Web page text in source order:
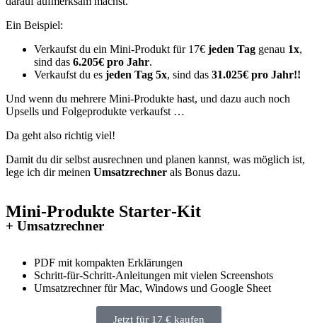
Ein Beispiel:
Verkaufst du ein Mini-Produkt für 17€ jeden Tag genau 1x,
sind das 6.205€ pro Jahr.
Verkaufst du es jeden Tag 5x, sind das 31.025€ pro Jahr!!
Und wenn du mehrere Mini-Produkte hast, und dazu auch noch
Upsells und Folgeprodukte verkaufst …
Da geht also richtig viel!
Damit du dir selbst ausrechnen und planen kannst, was möglich ist,
lege ich dir meinen Umsatzrechner als Bonus dazu.
Mini-Produkte Starter‑Kit
+ Umsatzrechner
PDF mit kompakten Erklärungen
Schritt-für-Schritt-Anleitungen mit vielen Screenshots
Umsatzrechner für Mac, Windows und Google Sheet
Jetzt für 17 € kaufen